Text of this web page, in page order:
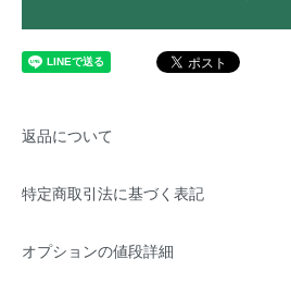
返品について
特定商取引法に基づく表記
オプションの値段詳細